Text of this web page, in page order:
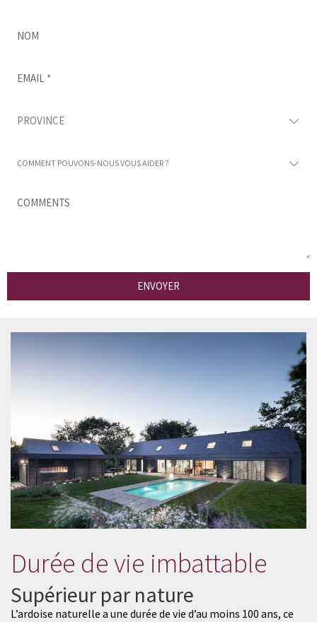
ENVOYER
Durée de vie imbattable
Supérieur par nature
L’ardoise naturelle a une durée de vie d’au moins 100 ans, ce